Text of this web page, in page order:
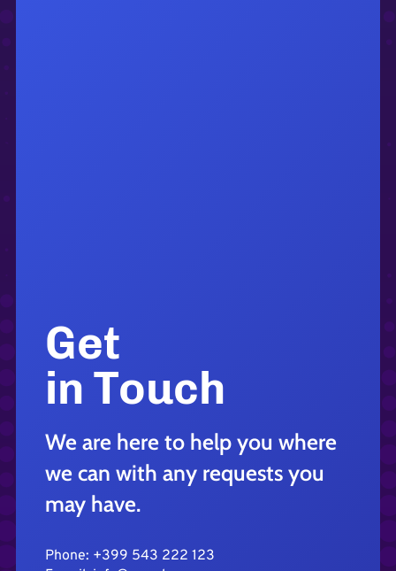
Get
in Touch
We are here to help you where
we can with any requests you
may have.
Phone: +399 543 222 123